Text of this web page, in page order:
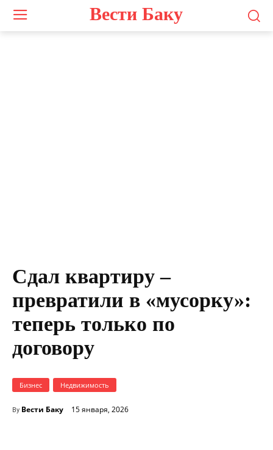
Вести Баку
Сдал квартиру –
превратили в «мусорку»:
теперь только по
договору
Бизнес Недвижимость
By Вести Баку 15 января, 2026